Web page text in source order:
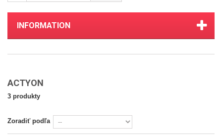
INFORMATION
ACTYON
3 produkty
Zoradiť podľa